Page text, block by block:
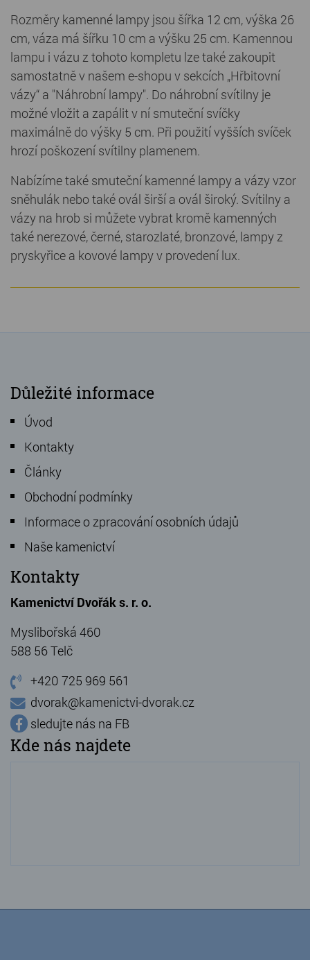
Rozměry kamenné lampy jsou šířka 12 cm, výška 26
cm, váza má šířku 10 cm a výšku 25 cm. Kamennou
lampu i vázu z tohoto kompletu lze také zakoupit
samostatně v našem e-shopu v sekcích „Hřbitovní
vázy“ a "Náhrobní lampy". Do náhrobní svítilny je
možné vložit a zapálit v ní smuteční svíčky
maximálně do výšky 5 cm. Při použití vyšších svíček
hrozí poškození svítilny plamenem.
Nabízíme také smuteční kamenné lampy a vázy vzor
sněhulák nebo také ovál širší a ovál široký. Svítilny a
vázy na hrob si můžete vybrat kromě kamenných
také nerezové, černé, starozlaté, bronzové, lampy z
pryskyřice a kovové lampy v provedení lux.
Důležité informace
Úvod
Kontakty
Články
Obchodní podmínky
Informace o zpracování osobních údajů
Naše kamenictví
Kontakty
Kamenictví Dvořák s. r. o.
Myslibořská 460
588 56 Telč
+420 725 969 561
dvorak@kamenictvi-dvorak.cz
sledujte nás na FB
Kde nás najdete